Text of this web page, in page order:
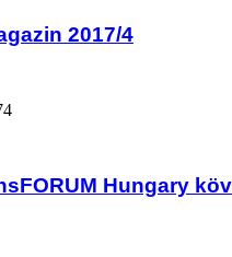
2017/4
Hungary